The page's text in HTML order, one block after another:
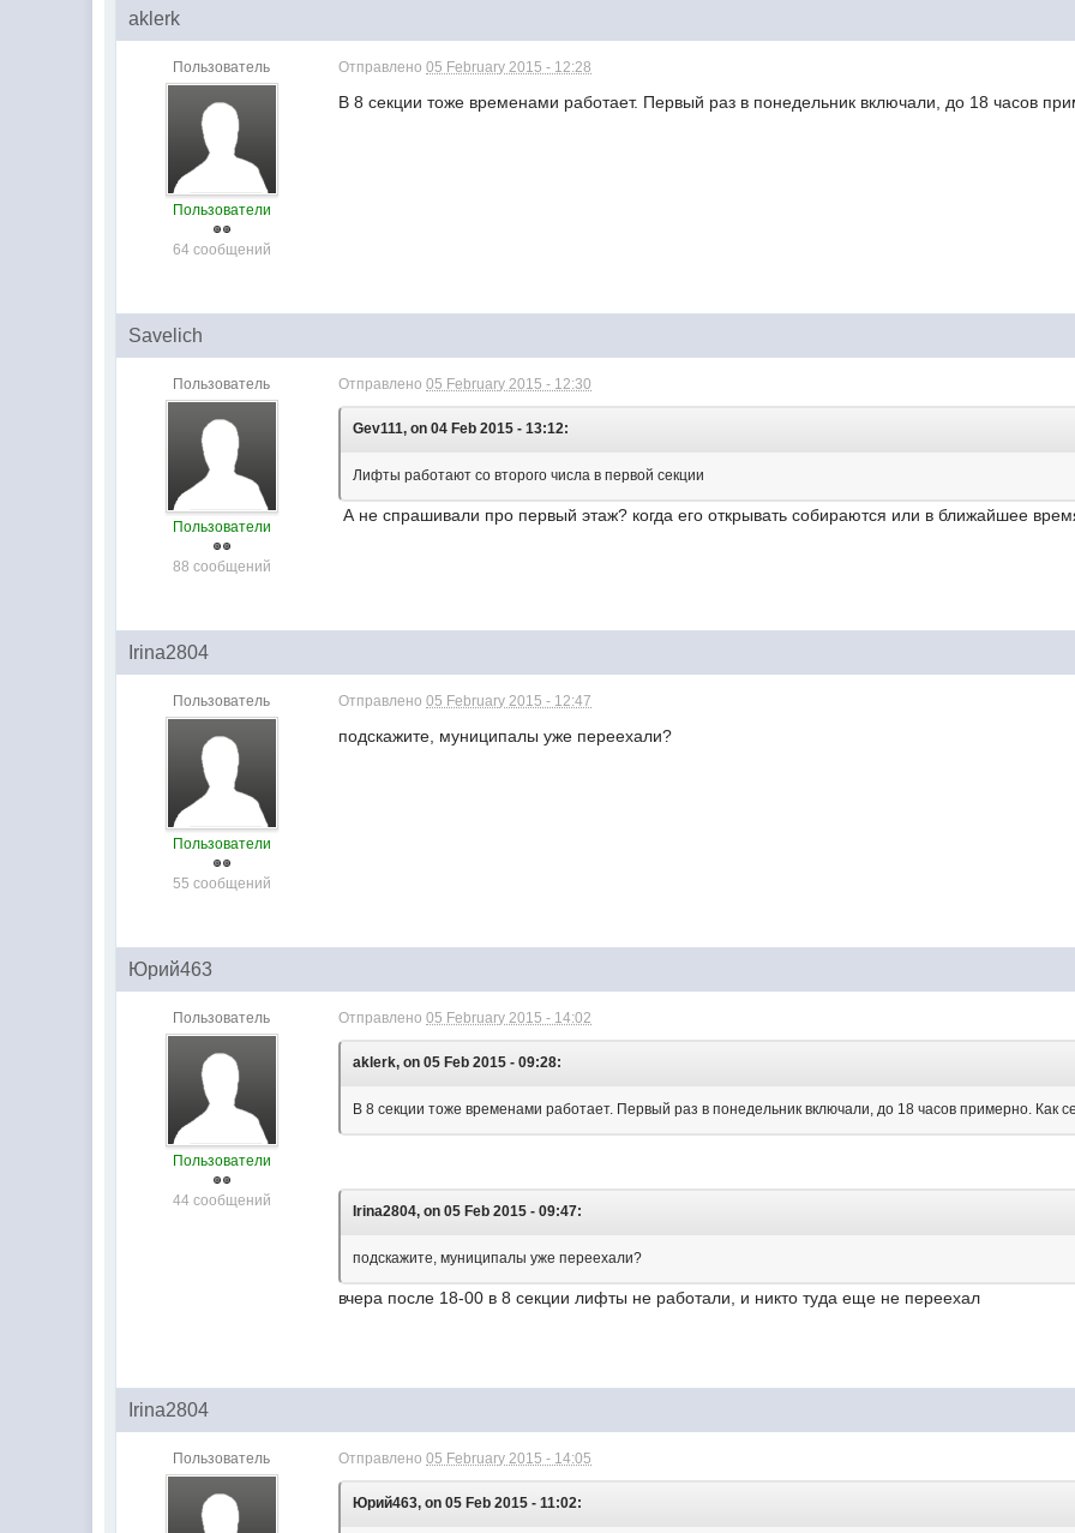
aklerk
Пользователь
Пользователи
64 сообщений
Отправлено05 February 2015 - 12:28
В 8 секции тоже временами работает. Первый раз в понедельник включали, до 18 часов
Savelich
Пользователь
Пользователи
88 сообщений
Отправлено05 February 2015 - 12:30
Gev111, on 04 Feb 2015 - 13:12:
Лифты работают со второго числа в первой секции
А не спрашивали про первый этаж? когда его открывать собираются или в ближайшее
Irina2804
Пользователь
Пользователи
55 сообщений
Отправлено05 February 2015 - 12:47
подскажите, муниципалы уже переехали?
Юрий463
Пользователь
Пользователи
44 сообщений
Отправлено05 February 2015 - 14:02
aklerk, on 05 Feb 2015 - 09:28:
В 8 секции тоже временами работает. Первый раз в понедельник включали, до 18 часов примерно. Как
Irina2804, on 05 Feb 2015 - 09:47:
подскажите, муниципалы уже переехали?
вчера после 18-00 в 8 секции лифты не работали, и никто туда еще не переехал
Irina2804
Пользователь Отправлено05 February 2015 - 14:05
Юрий463, on 05 Feb 2015 - 11:02: